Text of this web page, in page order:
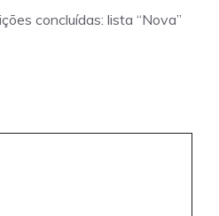
concluídas: lista “Nova”